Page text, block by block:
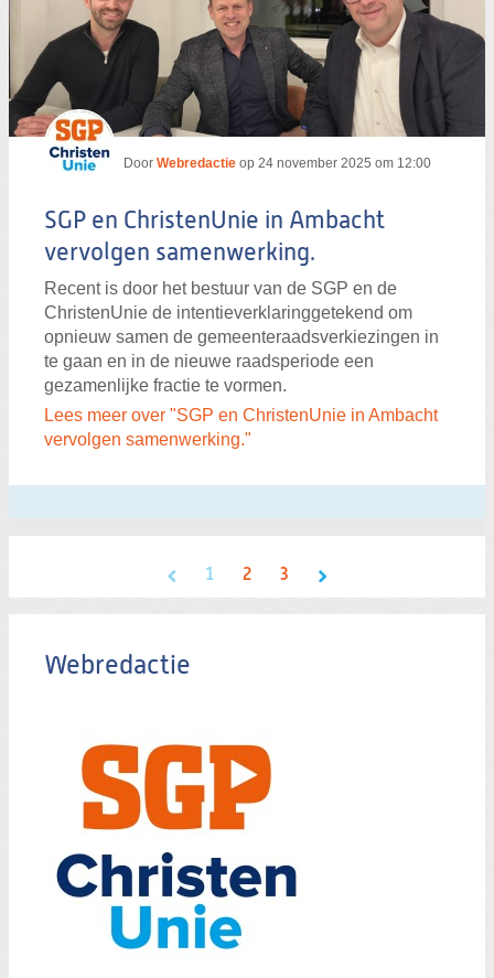
Door Webredactie op 24 november 2025 om 12:00
SGP en ChristenUnie in Ambacht
vervolgen samenwerking.
Recent is door het bestuur van de SGP en de
ChristenUnie de intentieverklaringgetekend om
opnieuw samen de gemeenteraadsverkiezingen in
te gaan en in de nieuwe raadsperiode een
gezamenlijke fractie te vormen.
Lees meer over "SGP en ChristenUnie in Ambacht
vervolgen samenwerking."
1 2 3
Webredactie